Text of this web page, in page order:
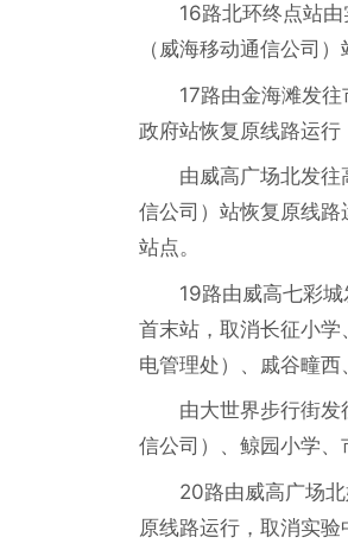
16路北环终点站
（威海移动通信公司
17路由金海滩发
政府站恢复原线路运行
由威高广场北发
信公司）站恢复原线
站点。
19路由威高七彩
首末站，取消长征小
电管理处）、戚谷疃西
由大世界步行街
信公司）、鲸园小学、
20路由威高广场
原线路运行，取消实